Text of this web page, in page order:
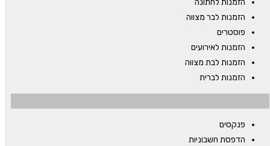
הזמנות לחתונה
הזמנות לבר מצווה
פוסטרים
הזמנות לאירועים
הזמנות לבת מצווה
הזמנות לברית
פנקסים
הדפסת חשבוניות